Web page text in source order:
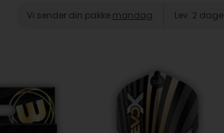
Vi sender din pakke mandag Lev. 2 dage